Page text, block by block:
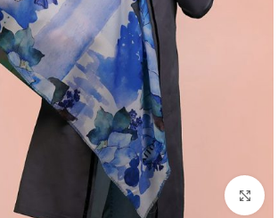
بزرگنمایی تصویر